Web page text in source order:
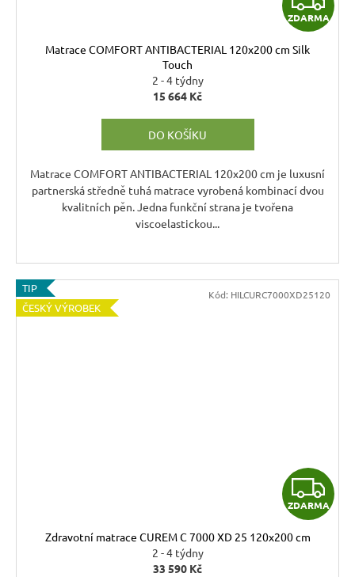
D
A
ZDARMA
Matrace COMFORT ANTIBACTERIAL 120x200 cm Silk
Touch
2 - 4 týdny
15 664 Kč
DO KOŠÍKU
Matrace COMFORT ANTIBACTERIAL 120x200 cm je luxusní
partnerská středně tuhá matrace vyrobená kombinací dvou
kvalitních pěn. Jedna funkční strana je tvořena
viscoelastickou...
TIP
ČESKÝ VÝROBEK
Z
D
ZDARMA
Zdravotní matrace CUREM C 7000 XD 25 120x200 cm
2 - 4 týdny
33 590 Kč
Kód: HILCURC7000XD25120